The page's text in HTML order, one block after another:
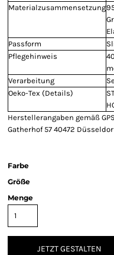
Materialzusammensetzung
Passform
Pflegehinweis
Verarbeitung
Oeko-Tex (Details)
Herstellerangaben gemäß
Gatherhof 57 40472
Farbe
Größe
Menge
JETZT GESTALTEN